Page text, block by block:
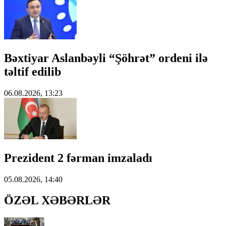
Bəxtiyar Aslanbəyli “Şöhrət” ordeni ilə
təltif edilib
06.08.2026, 13:23
Prezident 2 fərman imzaladı
05.08.2026, 14:40
ÖZƏL XƏBƏRLƏR